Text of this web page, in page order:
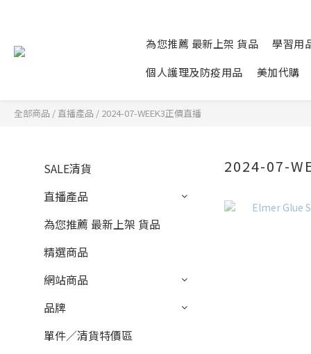
為您推薦 最新上架 貨品
學習用
個人護理及防疫用品
美加代購
全部商品 /直播產品 / 2024-07-WEEK3正價直播
SALE清貨
直播產品
為您推薦 最新上架 貨品
精選商品
網站商品
品牌
單件／清貨特價區
2024-07-